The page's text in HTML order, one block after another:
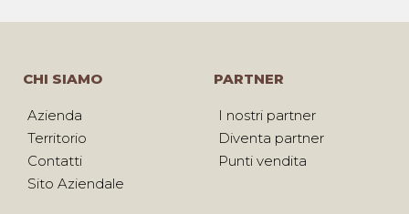
CHI SIAMO
Azienda
Territorio
Contatti
Sito Aziendale
PARTNER
I nostri partner
Diventa partner
Punti vendita